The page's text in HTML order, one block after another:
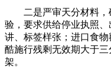
二是严审天分材料，
验，要求供给停业执照
讲、标签样张；进口食
酷施行残剩无效期大于
架。